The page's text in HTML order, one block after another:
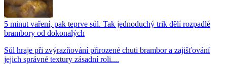
5 minut vaření, pak teprve sůl. Tak jednoduchý trik dělí rozpadlé
brambory od dokonalých
Sůl hraje při zvýrazňování přirozené chuti brambor a zajišťování
jejich správné textury zásadní roli....